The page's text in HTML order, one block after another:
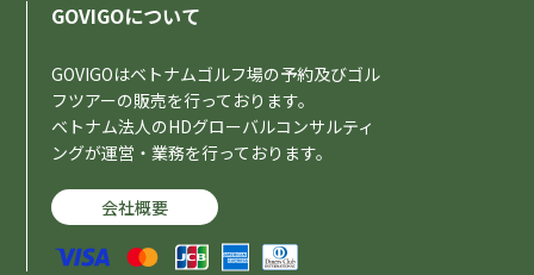
GOVIGOについて
GOVIGOはベトナムゴルフ場の予約及びゴル
フツアーの販売を行っております。
ベトナム法人のHDグローバルコンサルティ
ングが運営・業務を行っております。
会社概要